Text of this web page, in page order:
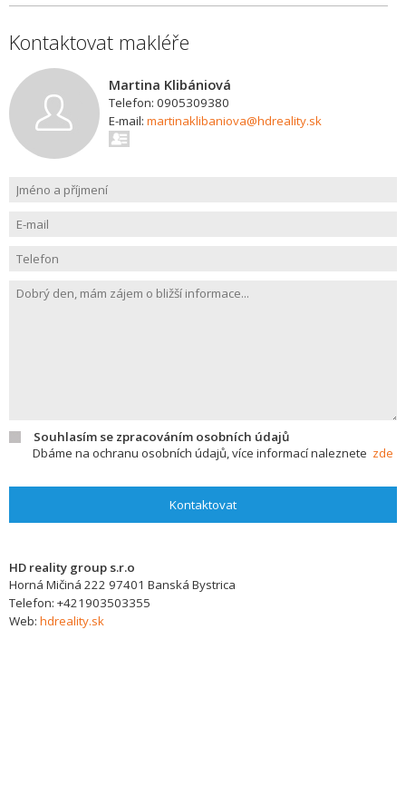
Kontaktovat makléře
Martina Klibániová
Telefon: 0905309380
E-mail: martinaklibaniova@hdreality.sk
Souhlasím se zpracováním osobních údajů
Dbáme na ochranu osobních údajů, více informací naleznete zde
Kontaktovat
HD reality group s.r.o
Horná Mičiná 222 97401 Banská Bystrica
Telefon: +421903503355
Web: hdreality.sk